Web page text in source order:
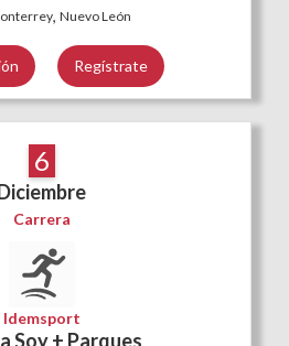
, Nuevo León
Regístrate
6
Carrera
Idemsport
Soy + Parques